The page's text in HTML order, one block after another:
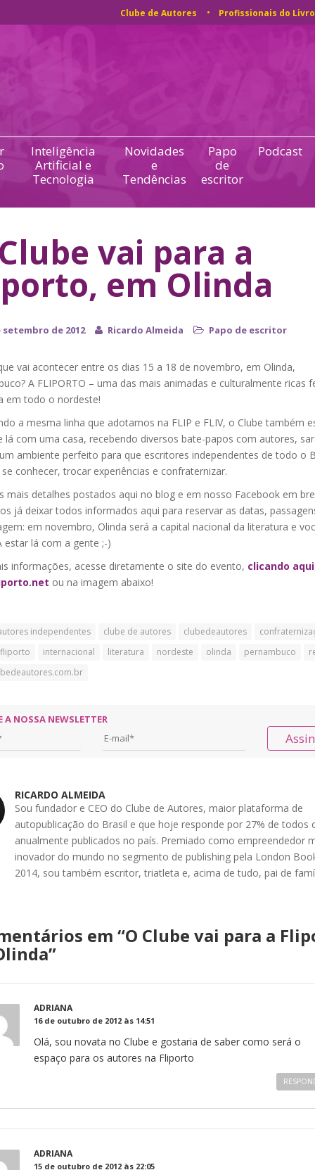
Clube de Autores Profissionais do Livro
Inteligência
Artificial e
Tecnologia
Novidades
e
Tendências
Papo
de
escritor
Podcast
vai para a
em Olinda
setembro de 2012 Ricardo Almeida Papo de escritor
vai acontecer entre os dias 15 a 18 de novembro, em Olinda,
A FLIPORTO – uma das mais animadas e culturalmente ricas
em todo o nordeste!
a mesma linha que adotamos na FLIP e FLIV, o Clube também
lá com uma casa, recebendo diversos bate-papos com autores,
ambiente perfeito para que escritores independentes de todo o
conhecer, trocar experiências e confraternizar.
mais detalhes postados aqui no blog e em nosso Facebook em
já deixar todos informados aqui para reservar as datas,
em novembro, Olinda será a capital nacional da literatura e
estar lá com a gente ;-)
informações, acesse diretamente o site do evento, clicando aqui
ou na imagem abaixo!
independentes clube de autores clubedeautores
fliporto
internacional literatura nordeste olinda pernambuco
A NOSSA NEWSLETTER
RICARDO ALMEIDA
Sou fundador e CEO do Clube de Autores, maior plataforma de
autopublicação do Brasil e que hoje responde por 27% de todos
anualmente publicados no país. Premiado como empreendedor
inovador do mundo no segmento de publishing pela London
2014, sou também escritor, triatleta e, acima de tudo, pai de
em “O Clube vai para a
”
ADRIANA
16 de outubro de 2012 às 14:51
Olá, sou novata no Clube e gostaria de saber como será o
espaço para os autores na Fliporto
ADRIANA
15 de outubro de 2012 às 22:05